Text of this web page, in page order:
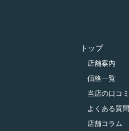
トップ
店舗案内
価格一覧
当店の口コミ
よくある質問
店舗コラム